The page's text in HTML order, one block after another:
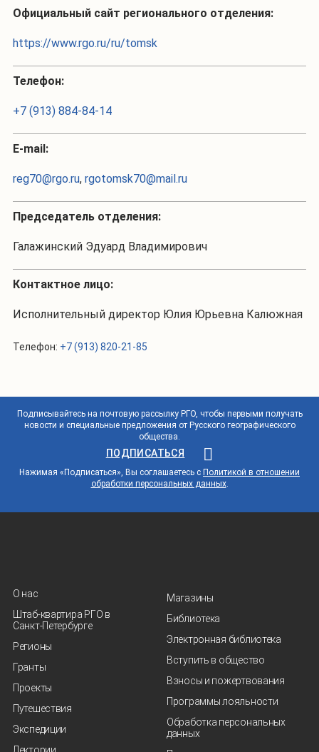
Официальный сайт регионального отделения:
https://www.rgo.ru/ru/tomsk
Телефон:
+7 (913) 884-84-14
Е-mail:
reg70@rgo.ru, rgotomsk70@mail.ru
Председатель отделения:
Галажинский Эдуард Владимирович
Контактное лицо:
Исполнительный директор Юлия Юрьевна Калюжная
Телефон: +7 (913) 820-21-85
Подписывайтесь на почтовую рассылку РГО, чтобы первыми получать
новости и специальные предложения от Русского географического
общества.
ПОДПИСАТЬСЯ
Нажимая «Подписаться», Вы соглашаетесь с Политикой в отношении
обработки персональных данных.
О нас
Штаб-квартира РГО в
Санкт‑Петербурге
Регионы
Гранты
Проекты
Путешествия
Экспедиции
Магазины
Библиотека
Электронная библиотека
Вступить в общество
Взносы и пожертвования
Программы лояльности
Обработка персональных
данных